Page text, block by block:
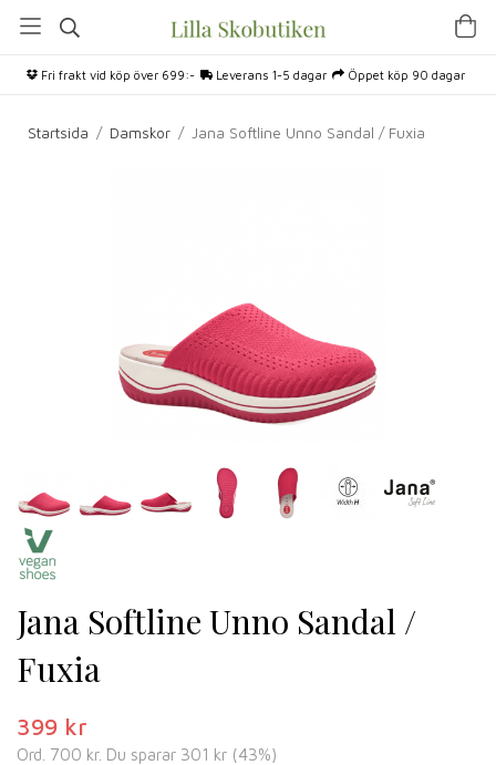
Fri frakt vid köp över 699:- Leverans 1-5 dagar Öppet köp 90 dagar
Startsida / Damskor / Jana Softline Unno Sandal / Fuxia
Jana Softline Unno Sandal /
Fuxia
399 kr
Ord. 700 kr. Du sparar 301 kr (43%)